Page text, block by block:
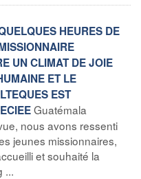
HEURES DE
UN CLIMAT DE JOIE
ET LE
EST
Guatémala
nous avons ressenti
jeunes missionnaires,
et souhaité la
...